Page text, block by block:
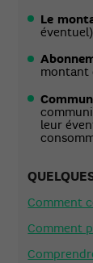
Le
éventuel).
montant
leur
Comment
Comment